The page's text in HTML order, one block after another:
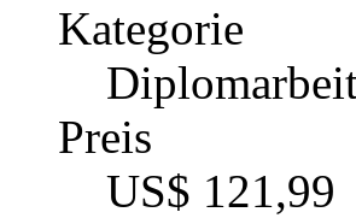
Katalognummer
224051
Autor
Tanja